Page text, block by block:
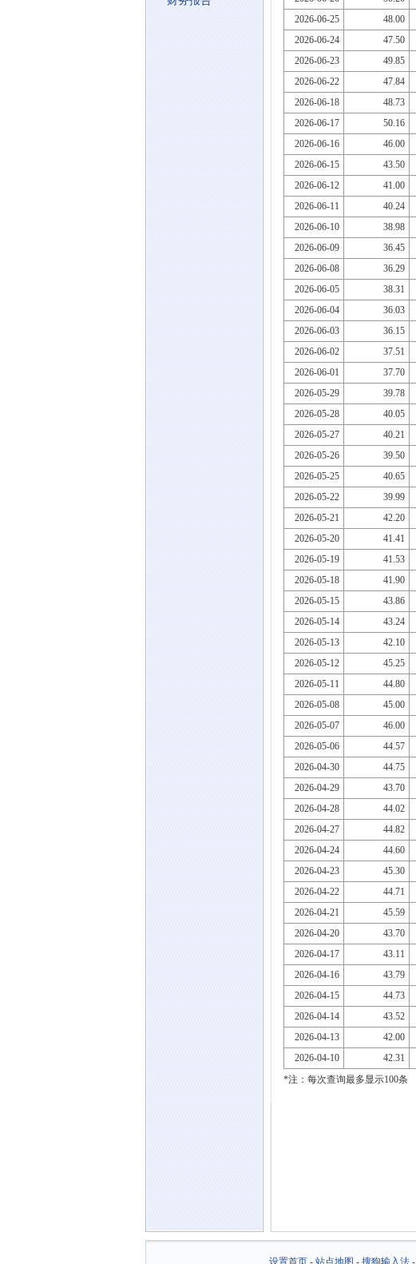
2026-06-25
48.00
2026-06-24
47.50
2026-06-23
49.85
2026-06-22
47.84
2026-06-18
48.73
2026-06-17
50.16
2026-06-16
46.00
2026-06-15
43.50
2026-06-12
41.00
2026-06-11
40.24
2026-06-10
38.98
2026-06-09
36.45
2026-06-08
36.29
2026-06-05
38.31
2026-06-04
36.03
2026-06-03
36.15
2026-06-02
37.51
2026-06-01
37.70
2026-05-29
39.78
2026-05-28
40.05
2026-05-27
40.21
2026-05-26
39.50
2026-05-25
40.65
2026-05-22
39.99
2026-05-21
42.20
2026-05-20
41.41
2026-05-19
41.53
2026-05-18
41.90
2026-05-15
43.86
2026-05-14
43.24
2026-05-13
42.10
2026-05-12
45.25
2026-05-11
44.80
2026-05-08
45.00
2026-05-07
46.00
2026-05-06
44.57
2026-04-30
44.75
2026-04-29
43.70
2026-04-28
44.02
2026-04-27
44.82
2026-04-24
44.60
2026-04-23
45.30
2026-04-22
44.71
2026-04-21
45.59
2026-04-20
43.70
2026-04-17
43.11
2026-04-16
43.79
2026-04-15
44.73
2026-04-14
43.52
2026-04-13
42.00
2026-04-10
42.31
*注：每次查询最多显示100条
设置首页- 站点地图 - 搜狗输入法-